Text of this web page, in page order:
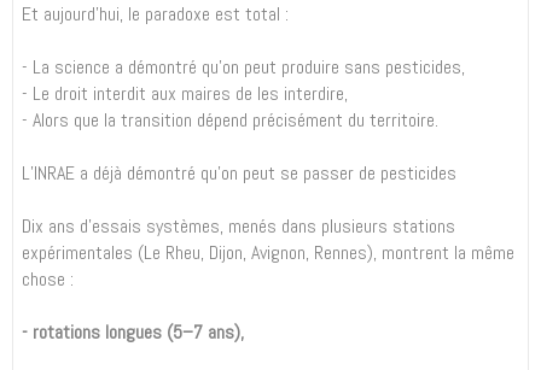
Et aujourd’hui, le paradoxe est total :
- La science a démontré qu’on peut produire sans pesticides,
- Le droit interdit aux maires de les interdire,
- Alors que la transition dépend précisément du territoire.
L’INRAE a déjà démontré qu’on peut se passer de pesticides
Dix ans d’essais systèmes, menés dans plusieurs stations
expérimentales (Le Rheu, Dijon, Avignon, Rennes), montrent la même
chose :
- rotations longues (5–7 ans),